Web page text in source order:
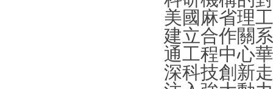
美國麻省理
建立合作關
通工程中心
深科技創新